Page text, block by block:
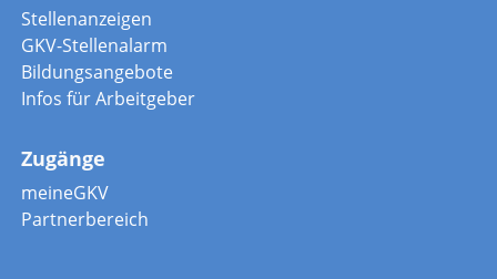
Stellenanzeigen
GKV-Stellenalarm
Bildungsangebote
Infos für Arbeitgeber
Zugänge
meineGKV
Partnerbereich